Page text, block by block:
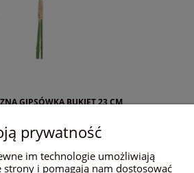
GIPSÓWKA BUKIET 23 CM
prywatność
im technologie umożliwiają
strony i pomagają nam dostosować